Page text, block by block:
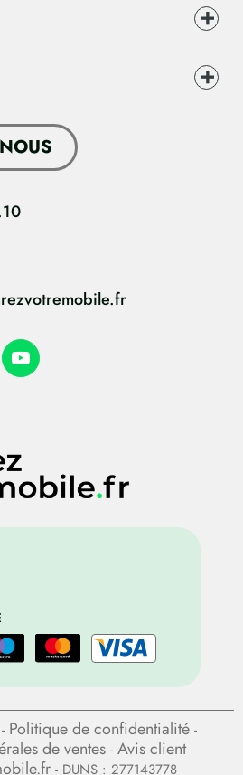
- Politique de confidentialité -
de ventes - Avis client
- DUNS : 277143778